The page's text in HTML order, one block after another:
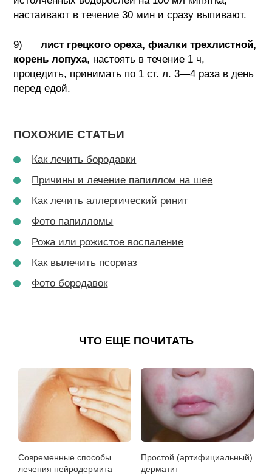
настаивают в течение 30 мин и сразу выпивают.
9)лист грецкого ореха, фиалки трехлистной,
корень лопуха, настоять в течение 1 ч,
процедить, принимать по 1 ст. л. 3—4 раза в день
перед едой.
ПОХОЖИЕ СТАТЬИ
Как лечить бородавки
Причины и лечение папиллом на шее
Как лечить аллергический ринит
Фото папилломы
Рожа или рожистое воспаление
Как вылечить псориаз
Фото бородавок
ЧТО ЕЩЕ ПОЧИТАТЬ
Современные способы
лечения нейродермита
Простой (артифициальный)
дерматит